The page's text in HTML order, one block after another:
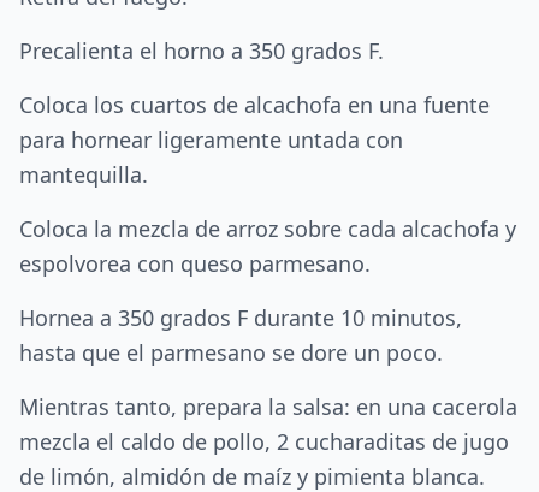
Precalienta el horno a 350 grados F.
Coloca los cuartos de alcachofa en una fuente
para hornear ligeramente untada con
mantequilla.
Coloca la mezcla de arroz sobre cada alcachofa y
espolvorea con queso parmesano.
Hornea a 350 grados F durante 10 minutos,
hasta que el parmesano se dore un poco.
Mientras tanto, prepara la salsa: en una cacerola
mezcla el caldo de pollo, 2 cucharaditas de jugo
de limón, almidón de maíz y pimienta blanca.